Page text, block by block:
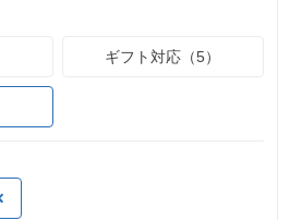
ギフト対応（5）